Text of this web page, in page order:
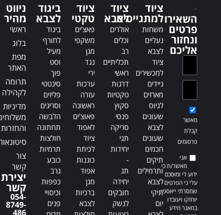
v
e
:
i
v
e
:
השאירו
פרטים
ונחזור
אליכם
מאשר
קבלת
פרסומים
אני
מאשר/ת כי
ידוע לי ומוסכם
עלי כי הפרטים
שמסרתי ייאספו,
יוחזקו ויעובדו
במאגר מידע
ציוד
למתגייסים
משחות
נעליים
לצבא
ציוד
למכשירים
ניידים
מארזים
לגיוס
שעונים
לצבא
שעונים
חכמים
תיקים
ותרמילים
לצבא
תיקי
יום
ציוד
לצבא
אולרים
וכלים
רב
תכליתיים
ראשי
דרגות
טקטיות
סקוץ
פנסי
סריקה
תגי
יחידות
-
תג
יחידה
חובקים
לנשק
ציוד
טקטי
פאצ'ים
משקפי
מגן
נגד
ירי
ערכות
עזרה
ראשונה
פאוצ'ים
לאפוד
ציוד
לכיתת
כוננות
אפוד
מגן
ברכיות
לצבא
ביגוד
לצבא
ביגוד
לחורף
מעיל
וסט
פוך
סינטטי
פליזים
וסריגים
הלבשה
תחתונה
חולצות
תרמיות
כובע
גרב
כפפות
וכיסויי
פנים
ניווט
מהיר
ראשי
בלוג
מפת
האתר
תרומה
לקהילה
מדיניות
והחזרות
צור
קשר
יצירת
קשר
054-
8749-
486